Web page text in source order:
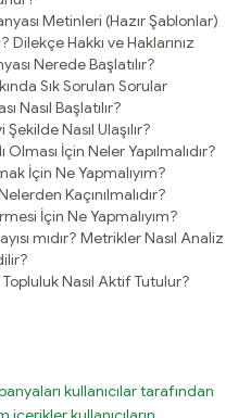
Metinleri (Hazır Şablonlar)
Dilekçe Hakkı ve Haklarınız
Nerede Başlatılır?
Sık Sorulan Sorular
Nasıl Başlatılır?
Nasıl Ulaşılır?
Olması İçin Neler Yapılmalıdır?
İçin Ne Yapmalıyım?
Kaçınılmalıdır?
İçin Ne Yapmalıyım?
mıdır? Metrikler Nasıl Analiz
Nasıl Aktif Tutulur?
kullanıcılar tarafından